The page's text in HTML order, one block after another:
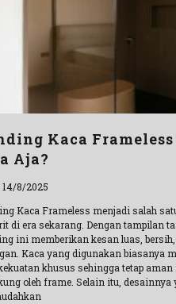
Kaca
Aja?
8/2025
Kaca Frameless menjadi salah
di era sekarang. Dengan tampilan
ini memberikan kesan luas, bersih,
Kaca yang digunakan biasanya
khusus sehingga tetap
oleh frame. Selain itu,